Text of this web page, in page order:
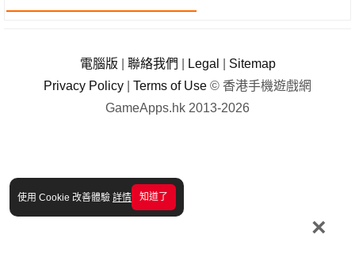
使用 Cookie 改善體驗 詳情 知道了
×
電腦版 聯絡我們 Legal
Sitemap
Privacy Policy
Terms of Use © 香港手機遊戲網
GameApps.hk 2013-2026